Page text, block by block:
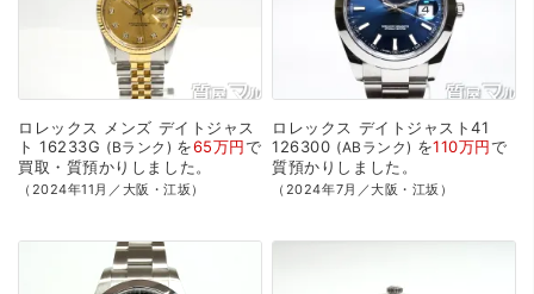
ロレックス メンズ デイトジャス
ト 16233G Bランク を65万円で
買取・質預かり しました。
（2024年11月／大阪・江坂）
ロレックス デイトジャスト41
126300
ABランク を110万円で
質預かり しました。
（2024年7月／大阪・江坂）